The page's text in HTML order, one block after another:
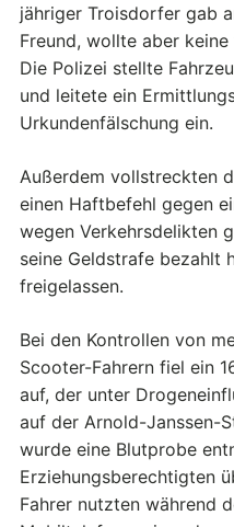
jähriger Troisdorfer gab
Freund, wollte aber
Die Polizei stellte
und leitete ein
Urkundenfälschung ein.
Außerdem vollstreckten
einen Haftbefehl gegen
wegen Verkehrsdelikten
seine Geldstrafe bezahlt
freigelassen.
Bei den Kontrollen von
Scooter-Fahrern fiel ein
auf, der unter
auf der Arnold-Janssen-
wurde eine Blutprobe
Erziehungsberechtigten
Fahrer nutzten während